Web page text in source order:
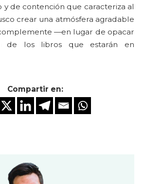
y de contención que caracteriza al
crear una atmósfera agradable
—en lugar de opacar
de los libros que estarán en
Compartir en: